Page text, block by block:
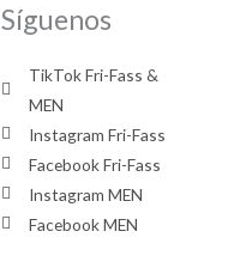
Síguenos
TikTok Fri-Fass &
MEN
Instagram Fri-Fass
Facebook Fri-Fass
Instagram MEN
Facebook MEN